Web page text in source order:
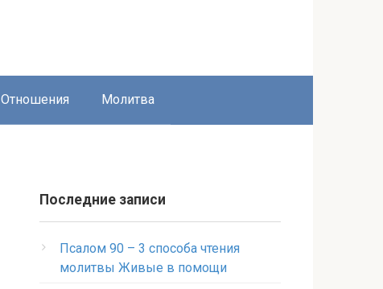
Отношения Молитва
Последние записи
Псалом 90 – 3 способа чтения
молитвы Живые в помощи